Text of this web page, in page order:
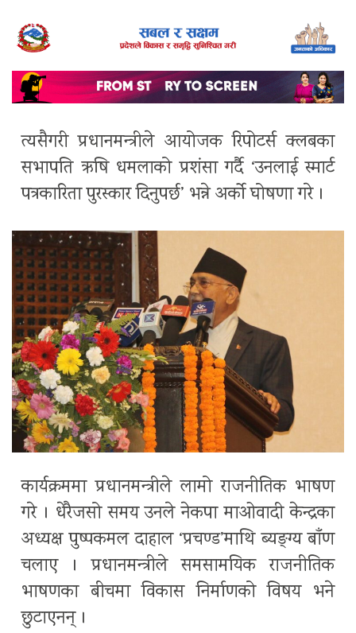
त्यसैगरी प्रधानमन्त्रीले आयोजक रिपोटर्स क्लबका
सभापति ऋषि धमलाको प्रशंसा गर्दै ‘उनलाई स्मार्ट
पत्रकारिता पुरस्कार दिनुपर्छ’ भन्ने अर्को घोषणा गरे ।
कार्यक्रममा प्रधानमन्त्रीले लामो राजनीतिक भाषण
गरे । धेरैजसो समय उनले नेकपा माओवादी केन्द्रका
अध्यक्ष पुष्पकमल दाहाल ‘प्रचण्ड’माथि ब्यङ्ग्य बाँण
चलाए । प्रधानमन्त्रीले समसामयिक राजनीतिक
भाषणका बीचमा विकास निर्माणको विषय भने
छुटाएनन् ।